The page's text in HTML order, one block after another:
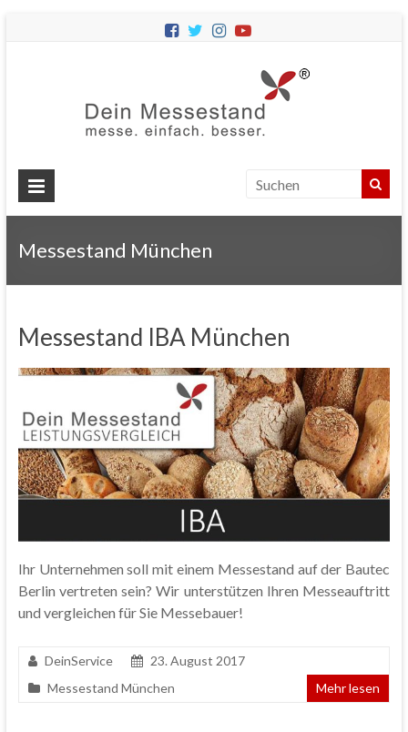
Messestände
für
Messestand München
Messestand IBA München
Ihr Unternehmen soll mit einem Messestand auf der Bautec
Berlin vertreten sein? Wir unterstützen Ihren Messeauftritt
und vergleichen für Sie Messebauer!
DeinService
23. August 2017
Messestand München
Mehr lesen